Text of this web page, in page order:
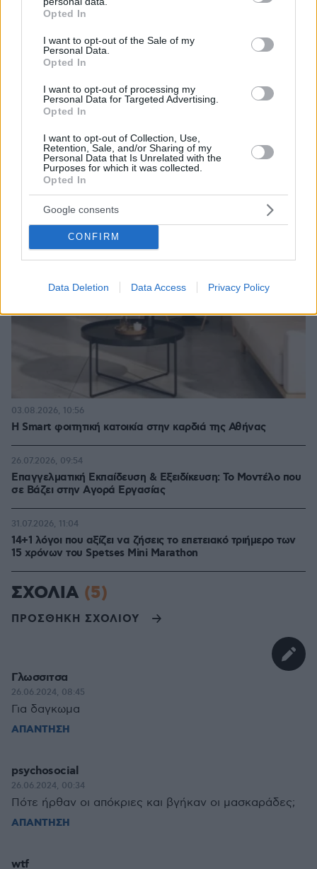
grant or deny consent to Google and its third-party tags to
use your data for below specified purposes in below Google
consent section.
Opted In
I want to opt-out of the Sale of my
Personal Data.
Opted In
I want to opt-out of processing my
Personal Data for Targeted Advertising.
Opted In
I want to opt-out of Collection, Use,
Retention, Sale, and/or Sharing of my
Personal Data that Is Unrelated with the
Purposes for which it was collected.
Opted In
Google consents
CONFIRM
Data Deletion Data Access Privacy Policy
ανάρτησή της στο Instagram
12.01.2024, 12:41
Thema Insights
Η Smart φοιτητική κατοικία στην καρδιά της Αθήνας
03.08.2026, 10:56
Επαγγελματική Εκπαίδευση & Εξειδίκευση: Το Mοντέλο που
σε Bάζει στην Aγορά Eργασίας
26.07.2026, 09:54
14+1 λόγοι που αξίζει να ζήσεις το επετειακό τριήμερο των
15 χρόνων του Spetses Mini Marathon
31.07.2026, 11:04
ΣΧΟΛΙΑ (5)
ΠΡΟΣΘΗΚΗ ΣΧΟΛΙΟΥ
Γλωσσιτσα
26.06.2024, 08:45
Για δαγκωμα
ΑΠΑΝΤΗΣΗ
psychosocial
26.06.2024, 00:34
Πότε ήρθαν οι απόκριες και βγήκαν οι μασκαράδες;
ΑΠΑΝΤΗΣΗ
wtf